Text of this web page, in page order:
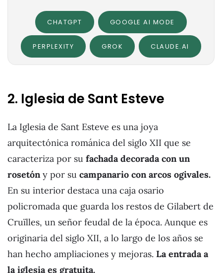
CHATGPT GOOGLE AI MODE
PERPLEXITY GROK CLAUDE.AI
2. Iglesia de Sant Esteve
La Iglesia de Sant Esteve es una joya
arquitectónica románica del siglo XII que se
caracteriza por su fachada decorada con un
rosetóny por su campanario con arcos ogivales.
En su interior destaca una caja osario
policromada que guarda los restos de Gilabert de
Cruïlles, un señor feudal de la época. Aunque es
originaria del siglo XII, a lo largo de los años se
han hecho ampliaciones y mejoras. La entrada a
la iglesia es gratuita.